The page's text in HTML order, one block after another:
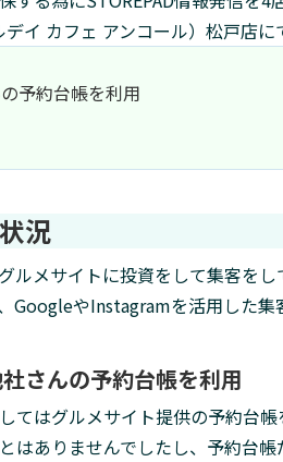
イ カフェ アンコール）松戸店に
予約台帳を利用
況
ルメサイトに投資をして集客を
GoogleやInstagramを活用した
さんの予約台帳を利用
てはグルメサイト提供の予約台帳
はありませんでしたし、予約台帳